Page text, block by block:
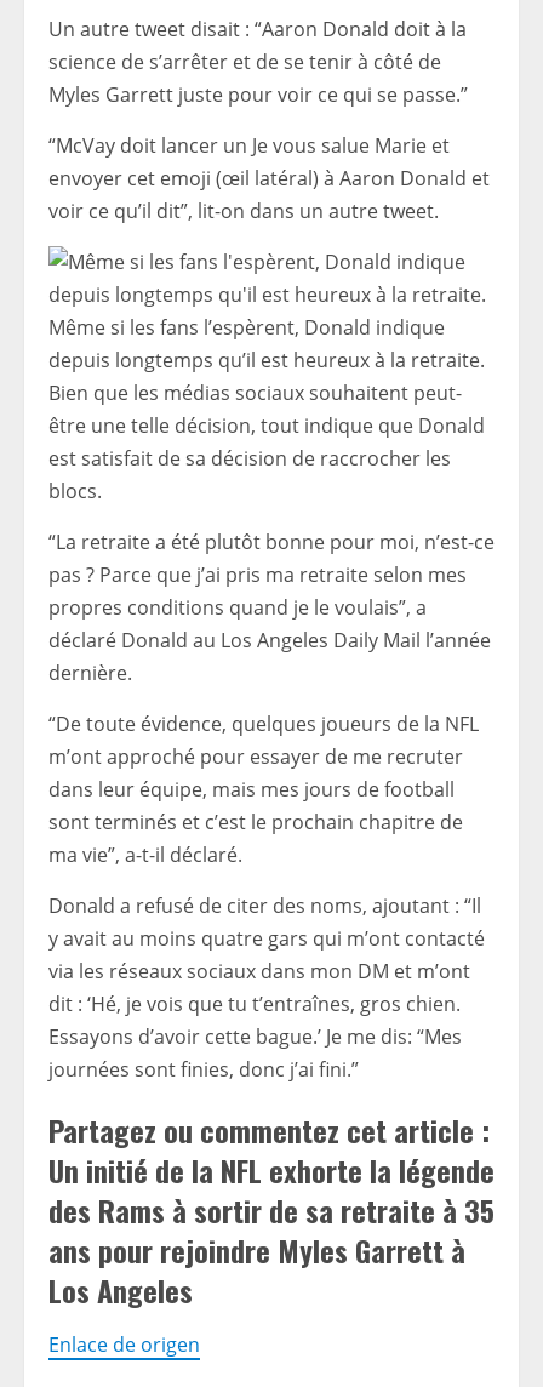
Un autre tweet disait : “Aaron Donald doit à la
science de s’arrêter et de se tenir à côté de
Myles Garrett juste pour voir ce qui se passe.”
“McVay doit lancer un Je vous salue Marie et
envoyer cet emoji (œil latéral) à Aaron Donald et
voir ce qu’il dit”, lit-on dans un autre tweet.
Même si les fans l’espèrent, Donald indique
depuis longtemps qu’il est heureux à la retraite.
Bien que les médias sociaux souhaitent peut-
être une telle décision, tout indique que Donald
est satisfait de sa décision de raccrocher les
blocs.
“La retraite a été plutôt bonne pour moi, n’est-ce
pas ? Parce que j’ai pris ma retraite selon mes
propres conditions quand je le voulais”, a
déclaré Donald au Los Angeles Daily Mail l’année
dernière.
“De toute évidence, quelques joueurs de la NFL
m’ont approché pour essayer de me recruter
dans leur équipe, mais mes jours de football
sont terminés et c’est le prochain chapitre de
ma vie”, a-t-il déclaré.
Donald a refusé de citer des noms, ajoutant : “Il
y avait au moins quatre gars qui m’ont contacté
via les réseaux sociaux dans mon DM et m’ont
dit : ‘Hé, je vois que tu t’entraînes, gros chien.
Essayons d’avoir cette bague.’ Je me dis: “Mes
journées sont finies, donc j’ai fini.”
Partagez ou commentez cet article :
Un initié de la NFL exhorte la légende
des Rams à sortir de sa retraite à 35
ans pour rejoindre Myles Garrett à
Los Angeles
Enlace de origen